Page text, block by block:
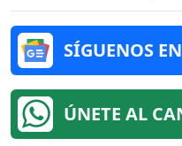
SÍGUENOS
ÚNETE AL